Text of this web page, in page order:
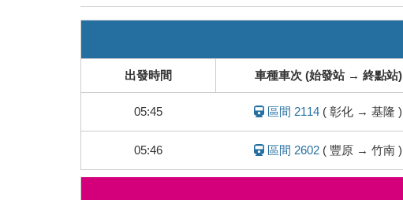
出發時間 車種車次 (始發站 → 終點站)
05:45 區間 2114 ( 彰化 → 基隆 )
05:46 區間 2602 ( 豐原 → 竹南 )